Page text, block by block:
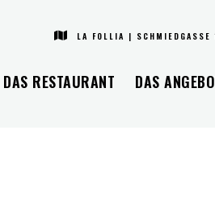
LA FOLLIA |
DAS RESTAURANT DAS